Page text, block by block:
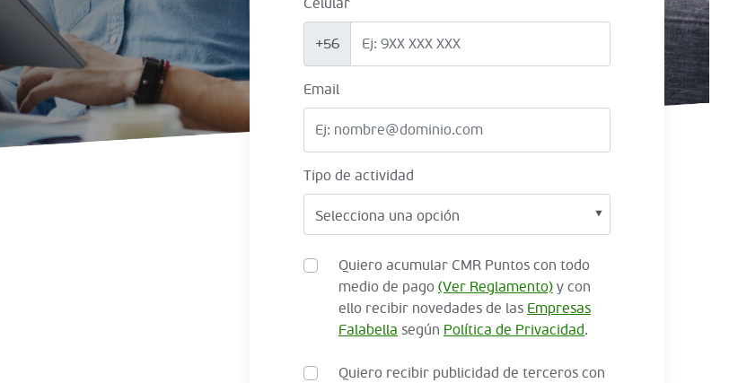
Celular
+56
Email
Tipo de actividad
Quiero acumular CMR Puntos con todo
medio de pago (Ver Reglamento) y con
ello recibir novedades de las Empresas
Falabella según Política de Privacidad.
Quiero recibir publicidad de terceros con